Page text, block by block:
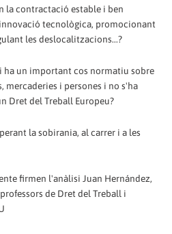
la contractació estable i ben
tecnològica, promocionant
les deslocalitzacions...?
ha un important cos normatiu sobre
i persones i no s'ha
Dret del Treball Europeu?
la sobirania, al carrer i a les
firmen l'anàlisi Juan Hernández,
de Dret del Treball i